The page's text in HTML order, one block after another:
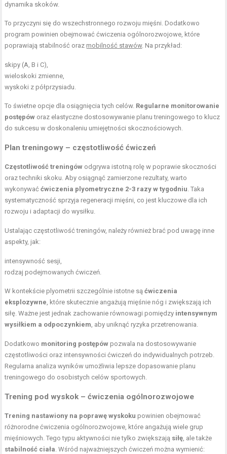
dynamika skoków.
To przyczyni się do wszechstronnego rozwoju mięśni. Dodatkowo
program powinien obejmować ćwiczenia ogólnorozwojowe, które
poprawiają stabilność oraz mobilność stawów. Na przykład:
skipy (A, B i C),
wieloskoki zmienne,
wyskoki z półprzysiadu.
To świetne opcje dla osiągnięcia tych celów. Regularne monitorowanie
postępów oraz elastyczne dostosowywanie planu treningowego to klucz
do sukcesu w doskonaleniu umiejętności skocznościowych.
Plan treningowy – częstotliwość ćwiczeń
Częstotliwość treningów odgrywa istotną rolę w poprawie skoczności
oraz techniki skoku. Aby osiągnąć zamierzone rezultaty, warto
wykonywaććwiczenia plyometryczne 2-3 razy w tygodniu. Taka
systematyczność sprzyja regeneracji mięśni, co jest kluczowe dla ich
rozwoju i adaptacji do wysiłku.
Ustalając częstotliwość treningów, należy również brać pod uwagę inne
aspekty, jak:
intensywność sesji,
rodzaj podejmowanych ćwiczeń.
W kontekście plyometrii szczególnie istotne sąćwiczenia
eksplozywne, które skutecznie angażują mięśnie nóg i zwiększają ich
siłę. Ważne jest jednak zachowanie równowagi pomiędzy intensywnym
wysiłkiem a odpoczynkiem, aby uniknąć ryzyka przetrenowania.
Dodatkowo monitoring postępów pozwala na dostosowywanie
częstotliwości oraz intensywności ćwiczeń do indywidualnych potrzeb.
Regularna analiza wyników umożliwia lepsze dopasowanie planu
treningowego do osobistych celów sportowych.
Trening pod wyskok – ćwiczenia ogólnorozwojowe
Trening nastawiony na poprawę wyskoku powinien obejmować
różnorodne ćwiczenia ogólnorozwojowe, które angażują wiele grup
mięśniowych. Tego typu aktywności nie tylko zwiększają siłę, ale także
stabilność ciała. Wśród najważniejszych ćwiczeń można wymienić: